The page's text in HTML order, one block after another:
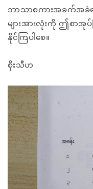
ဘာသာစကားအခက်အ
များအားလုံးကို ဤစာအု
နိုင်ကြပါစေ။
စိုးသီဟ